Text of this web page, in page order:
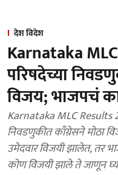
देश विदेश
Karnataka
परिषदेच्या
विजय; भाजपचं
Karnataka MLC Results
निवडणुकीत काँग्रेसने मोठा
उमेदवार विजयी झालेत, तर
कोण विजयी झाले ते जाणून